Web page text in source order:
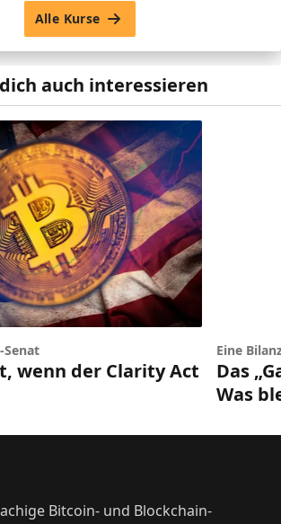
Alle Kurse
auch interessieren
Senat
wenn der Clarity Act
Eine
Das
Was
Bitcoin- und Blockchain-